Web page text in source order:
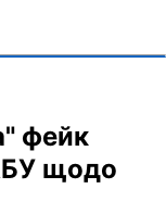
фейк
щодо